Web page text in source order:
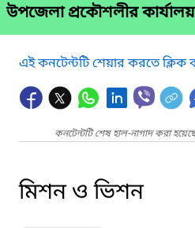
উপজেলা প্রকৌশলীর
এই কনটেন্টটি শেয়ার করতে
কনটেন্টটি শেষ হাল-নাগাদ করা
মিশন ও ভিশন